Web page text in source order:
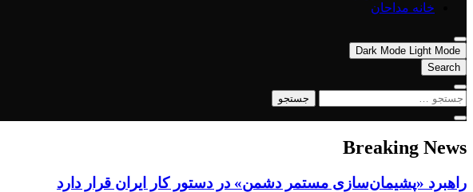
خانه مداحان
Dark Mode Light Mode
Search
جستجو
Breaking News
راهبرد «پشیمان‌سازی مستمر دشمن» در دستور کار ایران قرار دارد